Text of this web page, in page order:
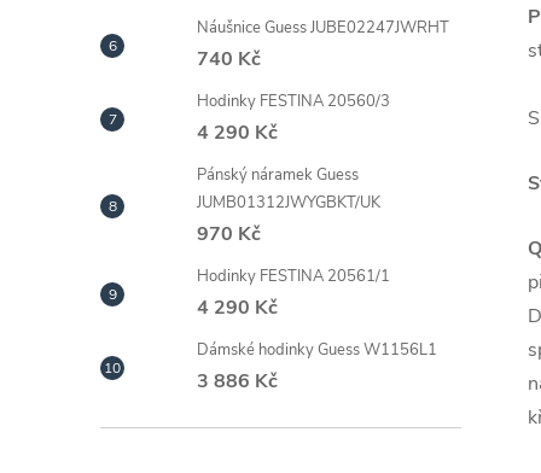
Náušnice Guess JUBE02247JWRHT
740 Kč
Hodinky FESTINA 20560/3
4 290 Kč
Pánský náramek Guess
JUMB01312JWYGBKT/UK
970 Kč
Hodinky FESTINA 20561/1
4 290 Kč
Dámské hodinky Guess W1156L1
3 886 Kč